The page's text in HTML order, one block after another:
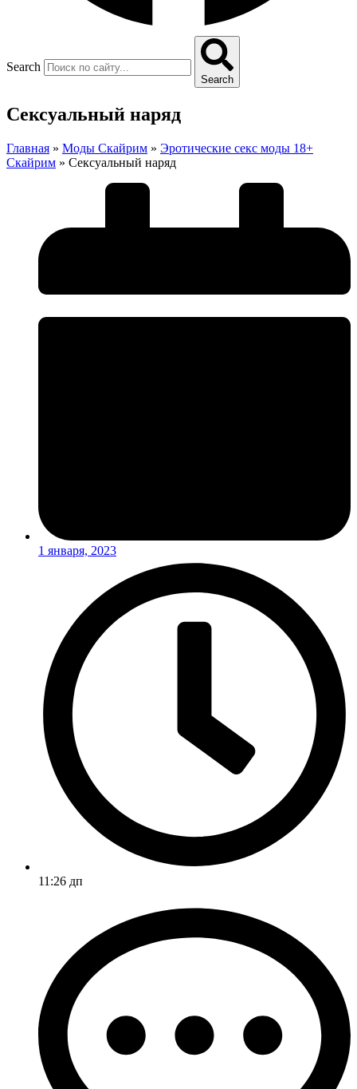
Search
Search
Сексуальный наряд
Главная » Моды Скайрим » Эротические секс моды 18+
Скайрим » Сексуальный наряд
1 января, 2023
11:26 дп